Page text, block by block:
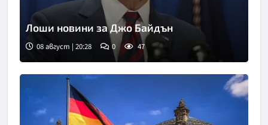
Лоши новини за Джо Байдън
08 август | 20:28 0 47